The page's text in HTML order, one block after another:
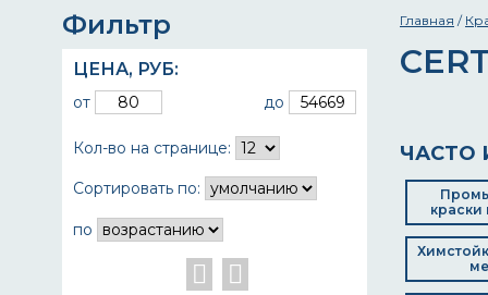
Фильтр
ЦЕНА, РУБ:
от до
Кол-во на странице:
Сортировать по:
по
Главная /
ЧАСТО
краски